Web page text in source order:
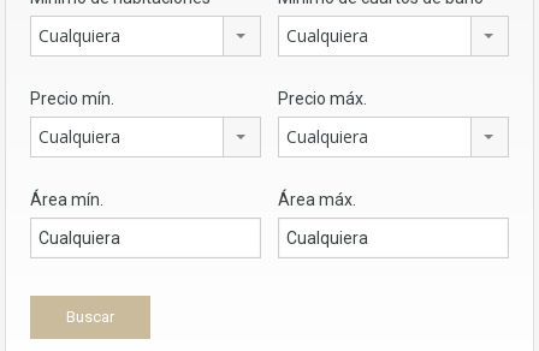
Cualquiera Cualquiera
Precio mín.
Cualquiera
Precio máx.
Cualquiera
Área mín. Área máx.